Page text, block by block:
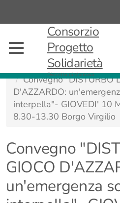
Consorzio
Progetto
Solidarietà
Distretto di Mantova
Dipendenze
Convegno "DISTURBO
D'AZZARDO:
interpella"- GIOVEDI' 10
8.30-13.30 Borgo Virgilio
Convegno
GIOCO
un'emergenza